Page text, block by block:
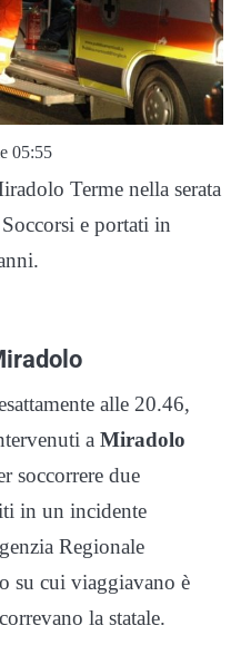
05:55
Terme nella serata
e portati in
alle 20.46,
a Miradolo
soccorrere due
in un incidente
Regionale
su cui viaggiavano è
la statale.